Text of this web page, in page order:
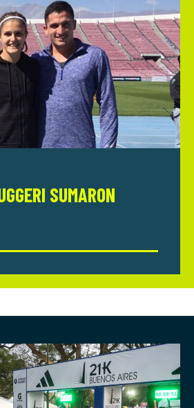
SUMARON